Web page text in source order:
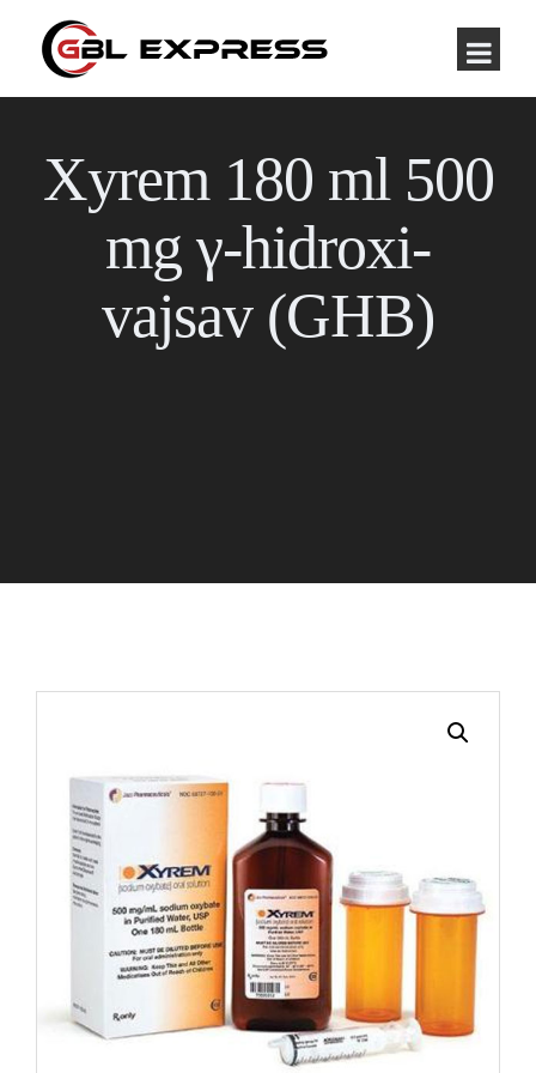
Xyrem 180 ml 500
mg γ-hidroxi-
vajsav (GHB)